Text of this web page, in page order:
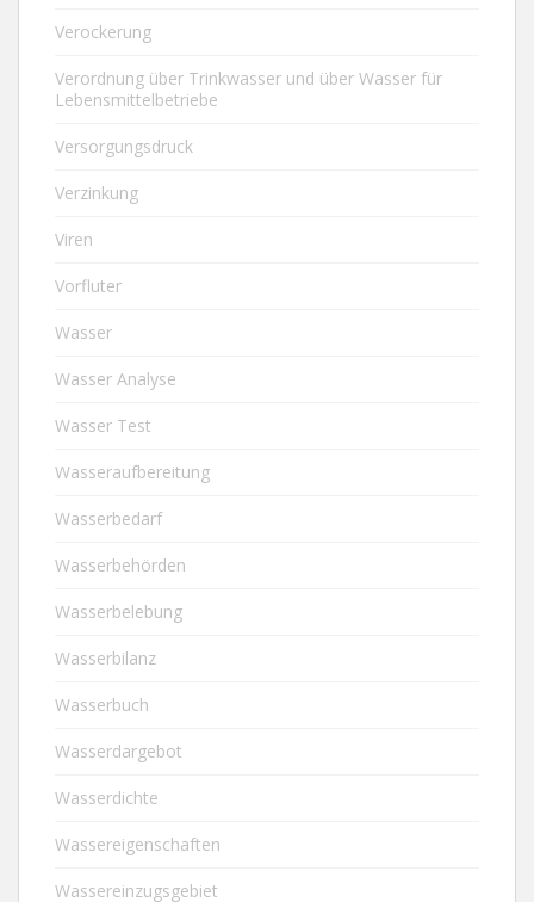
Verockerung
Verordnung über Trinkwasser und über Wasser für
Lebensmittelbetriebe
Versorgungsdruck
Verzinkung
Viren
Vorfluter
Wasser
Wasser Analyse
Wasser Test
Wasseraufbereitung
Wasserbedarf
Wasserbehörden
Wasserbelebung
Wasserbilanz
Wasserbuch
Wasserdargebot
Wasserdichte
Wassereigenschaften
Wassereinzugsgebiet